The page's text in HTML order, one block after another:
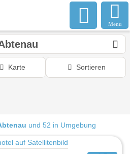
Menu
Karte Sortieren
und 52 in Umgebung